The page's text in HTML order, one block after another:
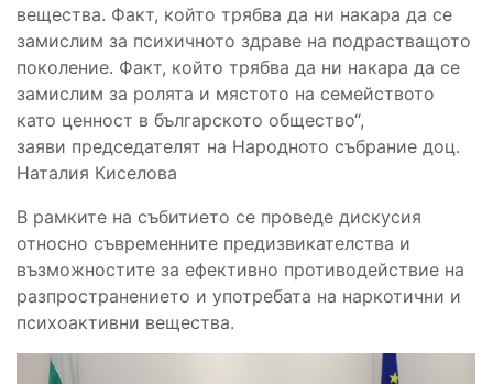
вещества. Факт, който трябва да ни накара да се
замислим за психичното здраве на подрастващото
поколение. Факт, който трябва да ни накара да се
замислим за ролята и мястото на семейството
като ценност в българското общество“,
заяви председателят на Народното събрание доц.
Наталия Киселова
В рамките на събитието се проведе дискусия
относно съвременните предизвикателства и
възможностите за ефективно противодействие на
разпространението и употребата на наркотични и
психоактивни вещества.